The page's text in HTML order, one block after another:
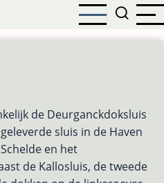
de Deurganckdoksluis
sluis in de Haven
en het
de Kallosluis, de tweede